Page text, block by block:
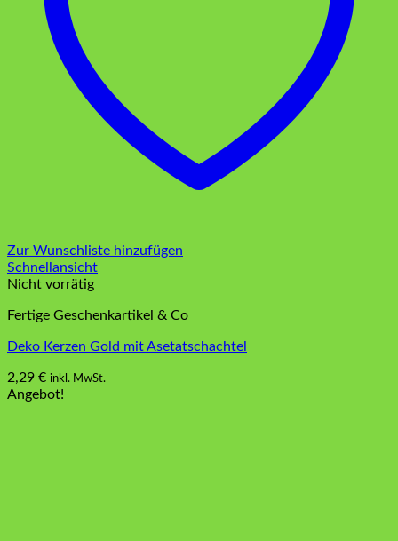
Zur Wunschliste hinzufügen
Schnellansicht
Nicht vorrätig
Fertige Geschenkartikel & Co
Deko Kerzen Gold mit Asetatschachtel
2,29 € inkl. MwSt.
Angebot!